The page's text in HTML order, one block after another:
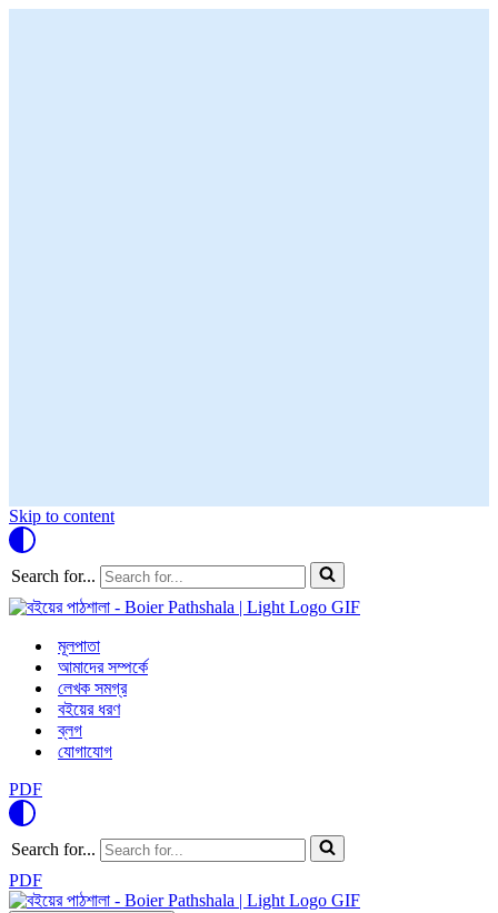
Skip to content
Search for...
মূলপাতা
আমাদের সম্পর্কে
লেখক সমগ্র
বইয়ের ধরণ
ব্লগ
যোগাযোগ
PDF
Search for...
PDF